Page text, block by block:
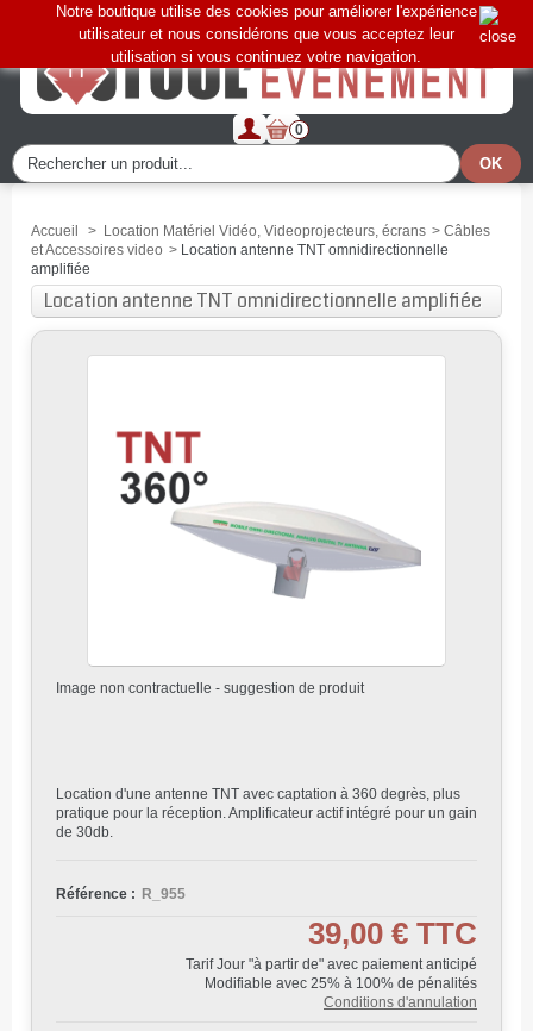
0
Notre boutique utilise des cookies pour améliorer l'expérience
utilisateur et nous considérons que vous acceptez leur
utilisation si vous continuez votre navigation.
Accueil > Location Matériel Vidéo, Videoprojecteurs, écrans > Câbles
et Accessoires video > Location antenne TNT omnidirectionnelle
amplifiée
Location antenne TNT omnidirectionnelle amplifiée
Image non contractuelle - suggestion de produit
Location d'une antenne TNT avec captation à 360 degrès, plus
pratique pour la réception. Amplificateur actif intégré pour un gain
de 30db.
Référence : R_955
39,00 € TTC
Tarif Jour "à partir de" avec paiement anticipé
Modifiable avec 25% à 100% de pénalités
Conditions d'annulation